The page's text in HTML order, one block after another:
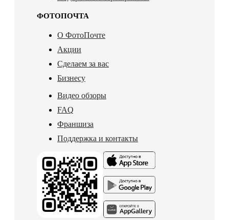
ФОТОПОЧТА
О ФотоПочте
Акции
Сделаем за вас
Бизнесу
Видео обзоры
FAQ
Франшиза
Поддержка и контакты